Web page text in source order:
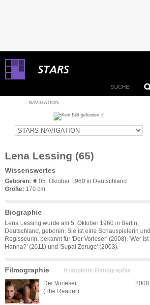
NAVIGATION
Lena Lessing (65)
Wissenswertes
Geboren: ✹ 05. Oktober 1960 in Deutschland
Größe: 170 cm
Biographie
Lena Lessing wurde am 5. Oktober 1960 in Berlin,
Deutschland, geboren. Sie ist eine Schauspielerin und
Regisseurin, bekannt für 'Der Vorleser' (2008), 'Wer ist
Hanna?' (2011) und 'Supai Zoruge' (2003).
Filmographie Komplette Filmographie
Der Vorleser
(The Reader)
2008